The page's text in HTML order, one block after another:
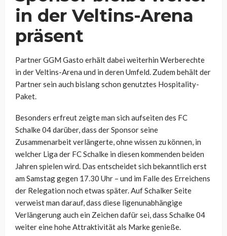
in der Veltins-Arena
präsent
Partner GGM Gasto erhält dabei weiterhin Werberechte
in der Veltins-Arena und in deren Umfeld. Zudem behält der
Partner sein auch bislang schon genutztes Hospitality-
Paket.
Besonders erfreut zeigte man sich aufseiten des FC
Schalke 04 darüber, dass der Sponsor seine
Zusammenarbeit verlängerte, ohne wissen zu können, in
welcher Liga der FC Schalke in diesen kommenden beiden
Jahren spielen wird. Das entscheidet sich bekanntlich erst
am Samstag gegen 17.30 Uhr – und im Falle des Erreichens
der Relegation noch etwas später. Auf Schalker Seite
verweist man darauf, dass diese ligenunabhängige
Verlängerung auch ein Zeichen dafür sei, dass Schalke 04
weiter eine hohe Attraktivität als Marke genieße.